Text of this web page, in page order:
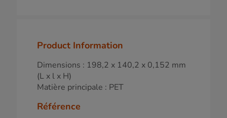
Product Information
Dimensions : 198,2 x 140,2 x 0,152 mm
(L x l x H)
Matière principale : PET
Référence